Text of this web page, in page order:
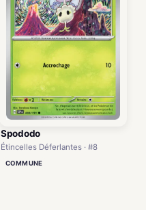
Spododo
Étincelles Déferlantes · #8
COMMUNE